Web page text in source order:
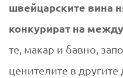
швейцарските вина
конкурират на
те, макар и бавно,
ценителите в